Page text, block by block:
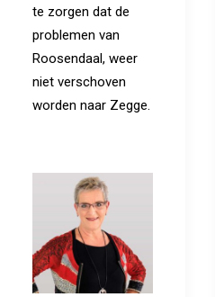
te zorgen dat de
problemen van
Roosendaal, weer
niet verschoven
worden naar Zegge.